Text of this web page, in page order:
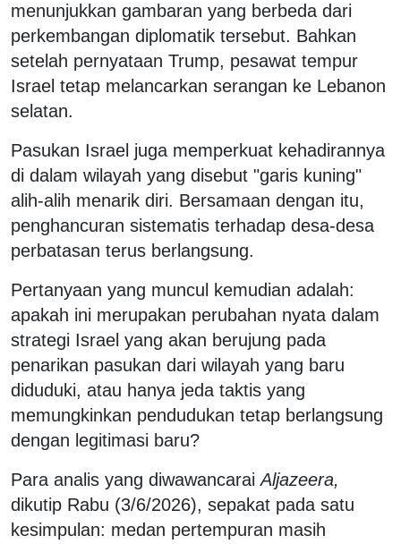
menunjukkan gambaran yang berbeda dari
perkembangan diplomatik tersebut. Bahkan
setelah pernyataan Trump, pesawat tempur
Israel tetap melancarkan serangan ke Lebanon
selatan.
Pasukan Israel juga memperkuat kehadirannya
di dalam wilayah yang disebut "garis kuning"
alih-alih menarik diri. Bersamaan dengan itu,
penghancuran sistematis terhadap desa-desa
perbatasan terus berlangsung.
Pertanyaan yang muncul kemudian adalah:
apakah ini merupakan perubahan nyata dalam
strategi Israel yang akan berujung pada
penarikan pasukan dari wilayah yang baru
diduduki, atau hanya jeda taktis yang
memungkinkan pendudukan tetap berlangsung
dengan legitimasi baru?
Para analis yang diwawancaraiAljazeera,
dikutip Rabu (3/6/2026), sepakat pada satu
kesimpulan: medan pertempuran masih